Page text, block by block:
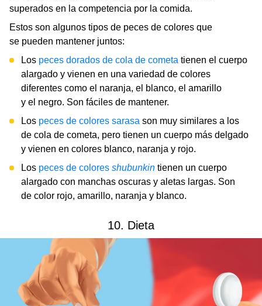
superados en la competencia por la comida.
Estos son algunos tipos de peces de colores que
se pueden mantener juntos:
Los peces dorados de cola de cometa tienen el cuerpo
alargado y vienen en una variedad de colores
diferentes como el naranja, el blanco, el amarillo
y el negro. Son fáciles de mantener.
Los peces de colores sarasa son muy similares a los
de cola de cometa, pero tienen un cuerpo más delgado
y vienen en colores blanco, naranja y rojo.
Los peces de colores shubunkin tienen un cuerpo
alargado con manchas oscuras y aletas largas. Son
de color rojo, amarillo, naranja y blanco.
10. Dieta